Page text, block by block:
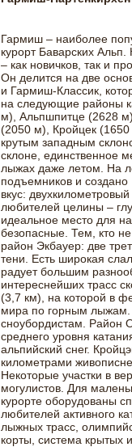
Гармиш – наиболее
курорт Баварских
– как новичков, так и
Он делится на две
и Гармиш-Классик,
на следующие районы
м), Альпшпитце (2628
(2050 м), Кройцек
крутым западным
склоне, единственное
лыжах даже летом. На
подъемников и
вкус:
любителей целины –
идеальное место для
безопасные. Тем, кто
район Экбауер: две
тени. Есть широкая
радует большим
интереснейших трасс
(3,7 км), на которой в
мира по горным лыжам.
сноубордистам. Район
среднего уровня
альпийский снег.
километрами
Некоторые участки в
могулистов. Для
курорте оборудованы
любителей активного
лыжных трасс,
корты, система крытых